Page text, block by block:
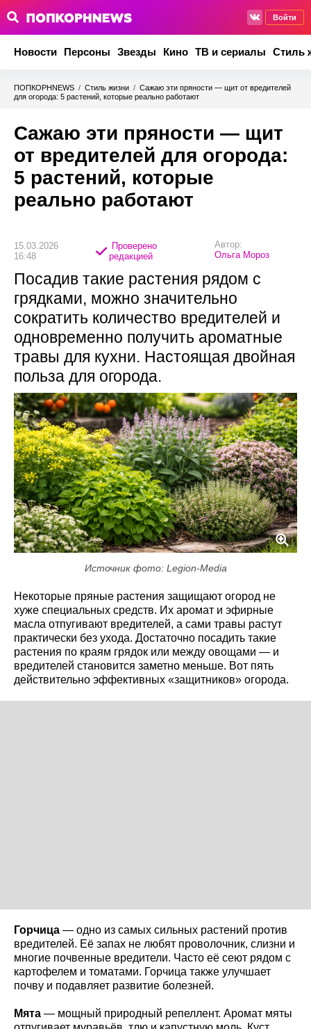
Войти
Новости Персоны Звезды Кино ТВ и сериалы Стиль
ПОПКОРНNEWS / Стиль жизни / Сажаю эти пряности — щит от вредителей
для огорода: 5 растений, которые реально работают
Сажаю эти пряности — щит
от вредителей для огорода:
5 растений, которые
реально работают
15.03.2026
16:48
Проверено
редакцией
Автор:
Ольга Мороз
Посадив такие растения рядом с
грядками, можно значительно
сократить количество вредителей и
одновременно получить ароматные
травы для кухни. Настоящая двойная
польза для огорода.
Источник фото: Legion-Media
Некоторые пряные растения защищают огород не
хуже специальных средств. Их аромат и эфирные
масла отпугивают вредителей, а сами травы растут
практически без ухода. Достаточно посадить такие
растения по краям грядок или между овощами — и
вредителей становится заметно меньше. Вот пять
действительно эффективных «защитников» огорода.
Горчица — одно из самых сильных растений против
вредителей. Её запах не любят проволочник, слизни и
многие почвенные вредители. Часто её сеют рядом с
картофелем и томатами. Горчица также улучшает
почву и подавляет развитие болезней.
Мята — мощный природный репеллент. Аромат мяты